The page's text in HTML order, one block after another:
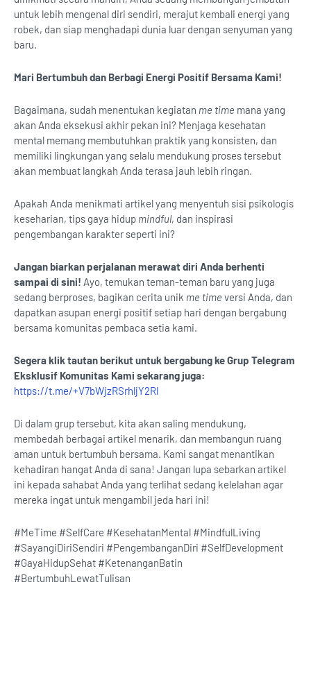
untuk lebih mengenal diri sendiri, merajut kembali energi yang
robek, dan siap menghadapi dunia luar dengan senyuman yang
baru.
Mari Bertumbuh dan Berbagi Energi Positif Bersama Kami!
Bagaimana, sudah menentukan kegiatan me time mana yang
akan Anda eksekusi akhir pekan ini? Menjaga kesehatan
mental memang membutuhkan praktik yang konsisten, dan
memiliki lingkungan yang selalu mendukung proses tersebut
akan membuat langkah Anda terasa jauh lebih ringan.
Apakah Anda menikmati artikel yang menyentuh sisi psikologis
keseharian, tips gaya hidup mindful, dan inspirasi
pengembangan karakter seperti ini?
Jangan biarkan perjalanan merawat diri Anda berhenti
sampai di sini! Ayo, temukan teman-teman baru yang juga
sedang berproses, bagikan cerita unik me time versi Anda, dan
dapatkan asupan energi positif setiap hari dengan bergabung
bersama komunitas pembaca setia kami.
Segera klik tautan berikut untuk bergabung ke Grup Telegram
Eksklusif Komunitas Kami sekarang juga:
https://t.me/+V7bWjzRSrhljY2Rl
Di dalam grup tersebut, kita akan saling mendukung,
membedah berbagai artikel menarik, dan membangun ruang
aman untuk bertumbuh bersama. Kami sangat menantikan
kehadiran hangat Anda di sana! Jangan lupa sebarkan artikel
ini kepada sahabat Anda yang terlihat sedang kelelahan agar
mereka ingat untuk mengambil jeda hari ini!
#MeTime #SelfCare #KesehatanMental #MindfulLiving
#SayangiDiriSendiri #PengembanganDiri #SelfDevelopment
#GayaHidupSehat #KetenanganBatin
#BertumbuhLewatTulisan